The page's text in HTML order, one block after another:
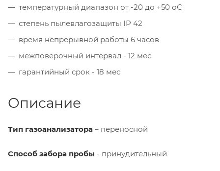
температурный диапазон от -20 до +50 оС
степень пылевлагозащиты IP 42
время непрерывной работы 6 часов
межповерочный интервал - 12 мес
гарантийный срок - 18 мес
Описание
Тип газоанализатора – переносной
Способ забора пробы - принудительный